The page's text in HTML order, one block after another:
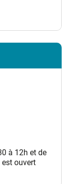
dans un
à 12h et de
est ouvert